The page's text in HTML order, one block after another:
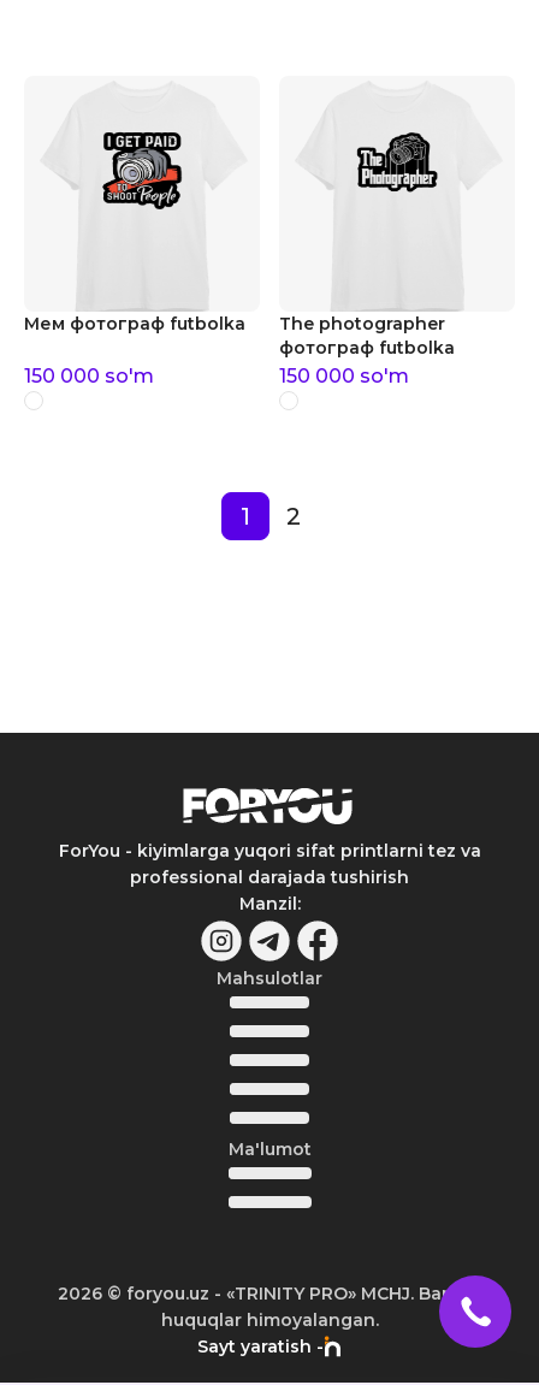
Мем фотограф futbolka
150 000 so'm
The photographer
фотограф futbolka
150 000 so'm
1 2
ForYou - kiyimlarga yuqori sifat printlarni tez va
professional darajada tushirish
Manzil:
Mahsulotlar
Ma'lumot
2026© foryou.uz - «TRINITY PRO» MCHJ. Barcha
huquqlar himoyalangan.
Sayt yaratish -